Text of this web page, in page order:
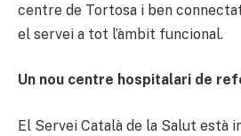
centre de Tortosa i ben
el servei a tot l’àmbit funcional.
Un nou centre hospitalari de
El Servei Català de la Salut està